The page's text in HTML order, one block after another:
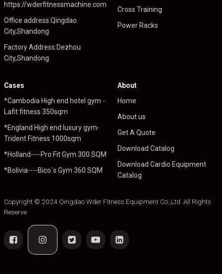
https://wderfitnessmachine.com
Office address:Qingdao
City,Shandong
Factory Address:Dezhou
City,Shandong
Cross Training
Power Racks
Cases
*Cambodia High end hotel gym -
Lafit fitness 350sqm
*England High end luxury gym-
Trident Fitness 1000sqm
*Holland----Pro Fit Gym 300 SQM
*Bolivia----Bico`s Gym 360 SQM
About
Home
About us
Get A Quote
Download Catalog
Download Cardio Equipment
Catalog
Copyright © 2024 Qingdao Wder Fitness Equipment Co.,Ltd .All Rights
Reserve